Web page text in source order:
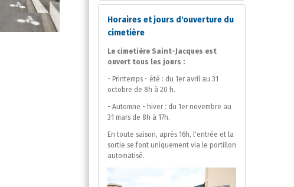
Horaires et jours d'ouverture du
cimetière
Le cimetière Saint-Jacques est
ouvert tous les jours :
- Printemps - été : du 1er avril au 31
octobre de 8h à 20 h.
- Automne - hiver : du 1er novembre au
31 mars de 8h à 17h.
En toute saison, après 16h, l'entrée et la
sortie se font uniquement via le portillon
automatisé.